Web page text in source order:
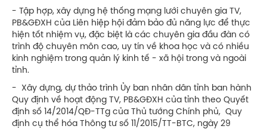
- Tập hợp, xây dựng hệ thống mạng lưới chuyên gia TV,
PB&GĐXH của Liên hiệp hội đảm bảo đủ năng lực để thực
hiện tốt nhiệm vụ, đặc biệt là các chuyên gia đầu đàn có
trình độ chuyên môn cao, uy tín về khoa học và có nhiều
kinh nghiệm trong quản lý kinh tế - xã hội trong và ngoài
tỉnh.
- Xây dựng, dự thảo trình Ủy ban nhân dân tỉnh ban hành
Quy định về hoạt động TV, PB&GĐXH của tỉnh theo Quyết
định số 14/2014/QĐ-TTg của Thủ tướng Chính phủ, Quy
định cụ thể hóa Thông tư số 11/2015/TT-BTC, ngày 29